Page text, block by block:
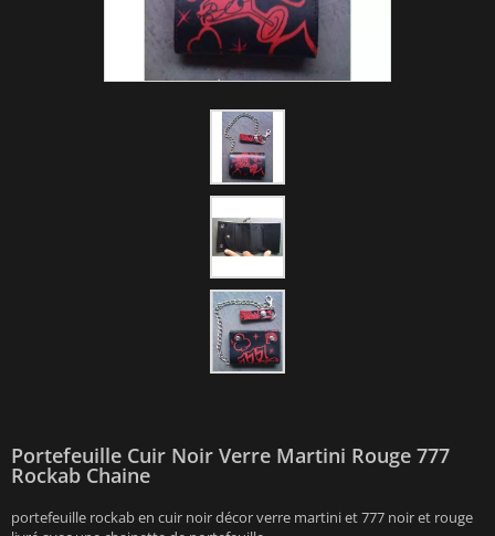
Portefeuille Cuir Noir Verre Martini Rouge 777
Rockab Chaine
portefeuille rockab en cuir noir décor verre martini et 777 noir et rouge